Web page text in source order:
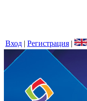
Вход | Регистрация |